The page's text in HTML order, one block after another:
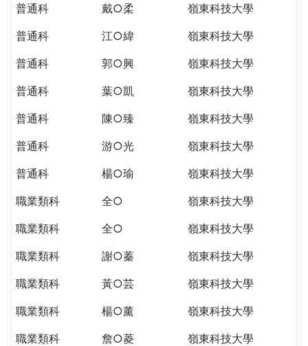
普通科
戴○柔
嶺東科技大學
普通科
江○緯
嶺東科技大學
普通科
郭○興
嶺東科技大學
普通科
葉○凱
嶺東科技大學
普通科
陳○臻
嶺東科技大學
普通科
游○光
嶺東科技大學
普通科
楊○瑜
嶺東科技大學
職業類科
全○
嶺東科技大學
職業類科
全○
嶺東科技大學
職業類科
謝○蓁
嶺東科技大學
職業類科
黃○芸
嶺東科技大學
職業類科
楊○薰
嶺東科技大學
職業類科
詹○菱
嶺東科技大學